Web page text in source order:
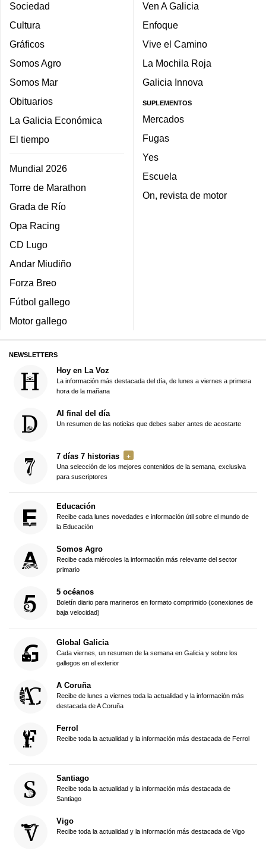
Sociedad
Cultura
Gráficos
Somos Agro
Somos Mar
Obituarios
La Galicia Económica
El tiempo
Mundial 2026
Torre de Marathon
Grada de Río
Opa Racing
CD Lugo
Andar Miudiño
Forza Breo
Fútbol gallego
Motor gallego
Ven A Galicia
Enfoque
Vive el Camino
La Mochila Roja
Galicia Innova
SUPLEMENTOS
Mercados
Fugas
Yes
Escuela
On, revista de motor
NEWSLETTERS
Hoy en La Voz
La información más destacada del día, de lunes a viernes a primera
hora de la mañana
Al final del día
Un resumen de las noticias que debes saber antes de acostarte
7 días 7 historias
Una selección de los mejores contenidos de la semana, exclusiva
para suscriptores
Educación
Recibe cada lunes novedades e información útil sobre el mundo de
la Educación
Somos Agro
Recibe cada miércoles la información más relevante del sector
primario
5 océanos
Boletín diario para marineros en formato comprimido (conexiones de
baja velocidad)
Global Galicia
Cada viernes, un resumen de la semana en Galicia y sobre los
gallegos en el exterior
A Coruña
Recibe de lunes a viernes toda la actualidad y la información más
destacada de A Coruña
Ferrol
Recibe toda la actualidad y la información más destacada de Ferrol
Santiago
Recibe toda la actualidad y la información más destacada de
Santiago
Vigo
Recibe toda la actualidad y la información más destacada de Vigo